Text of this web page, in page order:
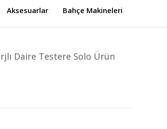
Aksesuarlar Bahçe Makineleri
Daire Testere Solo Ürün